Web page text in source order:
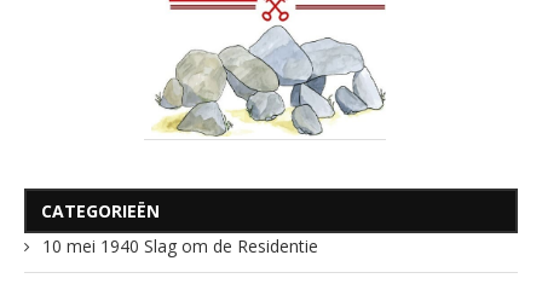
CATEGORIEËN
10 mei 1940 Slag om de Residentie